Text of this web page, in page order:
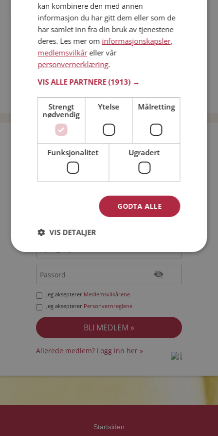
Dating på mobilen
Dating på Møteplassen
Nettdatingtips
Match Making på Møteplassen
Single synes
Date kvinner i Norge
Date menn i Norge
Bli medlem gratis!
Kvinne
Jeg aksepterer Medlemsvilkårene
Jeg aksepterer Personvernreglene
Allerede medlem? Logg inn her »
Startsiden
kan kombinere den med annen
informasjon du har gitt dem eller som de
har samlet inn fra din bruk av tjenestene
deres. Les mer om informasjonskapsler,
medlemsvilkåreller vår
personvernerklæring.
VIS ALLE PARTNERE(1913) →
Strengt
nødvendig
Ytelse Målretting
Funksjonalitet Ugradert
GODTA ALLE
VIS DETALJER